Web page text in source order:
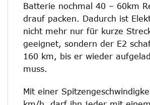
Batterie nochmal 40 – 60km
drauf packen. Dadurch ist
nicht mehr nur für kurze
geeignet, sondern der E2
160 km, bis er wieder
muss.
Mit einer